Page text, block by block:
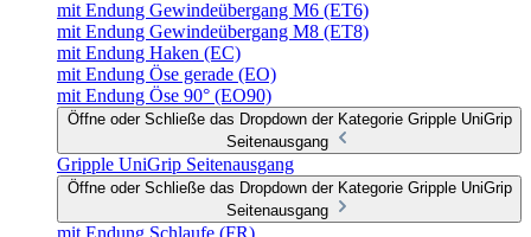
mit Endung Gewindeübergang M6 (ET6)
mit Endung Gewindeübergang M8 (ET8)
mit Endung Haken (EC)
mit Endung Öse gerade (EO)
mit Endung Öse 90° (EO90)
Öffne oder Schließe das Dropdown der Kategorie Gripple UniGrip
Seitenausgang
Gripple UniGrip Seitenausgang
Öffne oder Schließe das Dropdown der Kategorie Gripple UniGrip
Seitenausgang
mit Endung Schlaufe (FR)